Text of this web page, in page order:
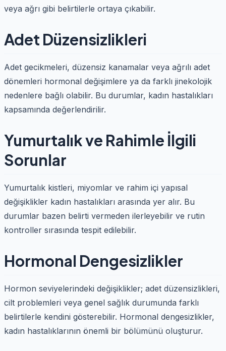
veya ağrı gibi belirtilerle ortaya çıkabilir.
Adet Düzensizlikleri
Adet gecikmeleri, düzensiz kanamalar veya ağrılı adet
dönemleri hormonal değişimlere ya da farklı jinekolojik
nedenlere bağlı olabilir. Bu durumlar, kadın hastalıkları
kapsamında değerlendirilir.
Yumurtalık ve Rahimle İlgili
Sorunlar
Yumurtalık kistleri, miyomlar ve rahim içi yapısal
değişiklikler kadın hastalıkları arasında yer alır. Bu
durumlar bazen belirti vermeden ilerleyebilir ve rutin
kontroller sırasında tespit edilebilir.
Hormonal Dengesizlikler
Hormon seviyelerindeki değişiklikler; adet düzensizlikleri,
cilt problemleri veya genel sağlık durumunda farklı
belirtilerle kendini gösterebilir. Hormonal dengesizlikler,
kadın hastalıklarının önemli bir bölümünü oluşturur.